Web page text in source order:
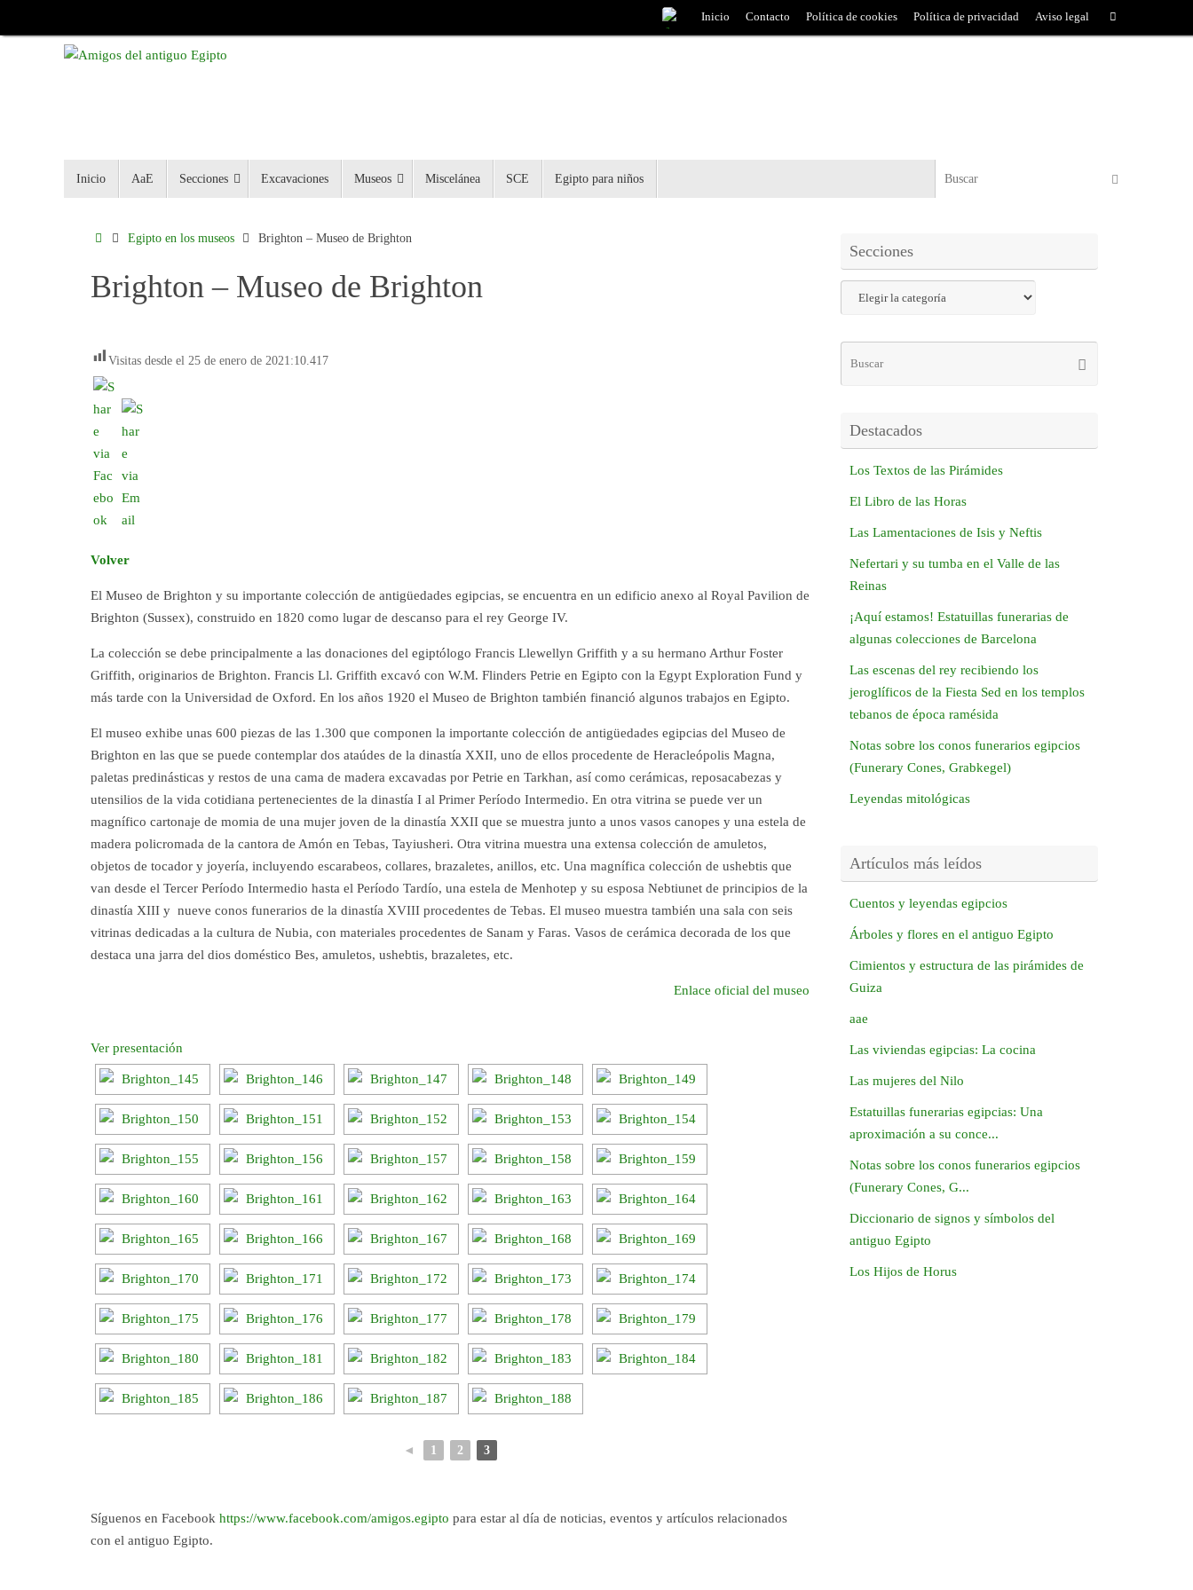
Inicio Contacto Política de cookies Política de privacidad Aviso legal
Inicio AaE Secciones Excavaciones Museos Miscelánea SCE Egipto para niños
Egipto en los museos Brighton – Museo de Brighton
Brighton – Museo de Brighton
Visitas desde el 25 de enero de 2021:10.417
Volver
El Museo de Brighton y su importante colección de antigüedades egipcias, se encuentra en un edificio anexo al Royal Pavilion de
Brighton (Sussex), construido en 1820 como lugar de descanso para el rey George IV.
La colección se debe principalmente a las donaciones del egiptólogo Francis Llewellyn Griffith y a su hermano Arthur Foster
Griffith, originarios de Brighton. Francis Ll. Griffith excavó con W.M. Flinders Petrie en Egipto con la Egypt Exploration Fund y
más tarde con la Universidad de Oxford. En los años 1920 el Museo de Brighton también financió algunos trabajos en Egipto.
El museo exhibe unas 600 piezas de las 1.300 que componen la importante colección de antigüedades egipcias del Museo de
Brighton en las que se puede contemplar dos ataúdes de la dinastía XXII, uno de ellos procedente de Heracleópolis Magna,
paletas predinásticas y restos de una cama de madera excavadas por Petrie en Tarkhan, así como cerámicas, reposacabezas y
utensilios de la vida cotidiana pertenecientes de la dinastía I al Primer Período Intermedio. En otra vitrina se puede ver un
magnífico cartonaje de momia de una mujer joven de la dinastía XXII que se muestra junto a unos vasos canopes y una estela de
madera policromada de la cantora de Amón en Tebas, Tayiusheri. Otra vitrina muestra una extensa colección de amuletos,
objetos de tocador y joyería, incluyendo escarabeos, collares, brazaletes, anillos, etc. Una magnífica colección de ushebtis que
van desde el Tercer Período Intermedio hasta el Período Tardío, una estela de Menhotep y su esposa Nebtiunet de principios de la
dinastía XIII y nueve conos funerarios de la dinastía XVIII procedentes de Tebas. El museo muestra también una sala con seis
vitrinas dedicadas a la cultura de Nubia, con materiales procedentes de Sanam y Faras. Vasos de cerámica decorada de los que
destaca una jarra del dios doméstico Bes, amuletos, ushebtis, brazaletes, etc.
Enlace oficial del museo
Ver presentación
◄ 1 2 3
Síguenos en Facebook https://www.facebook.com/amigos.egipto para estar al día de noticias, eventos y artículos relacionados
con el antiguo Egipto.
Secciones
Destacados
Los Textos de las Pirámides
El Libro de las Horas
Las Lamentaciones de Isis y Neftis
Nefertari y su tumba en el Valle de las
Reinas
¡Aquí estamos! Estatuillas funerarias de
algunas colecciones de Barcelona
Las escenas del rey recibiendo los
jeroglíficos de la Fiesta Sed en los templos
tebanos de época ramésida
Notas sobre los conos funerarios egipcios
(Funerary Cones, Grabkegel)
Leyendas mitológicas
Artículos más leídos
Cuentos y leyendas egipcios
Árboles y flores en el antiguo Egipto
Cimientos y estructura de las pirámides de
Guiza
aae
Las viviendas egipcias: La cocina
Las mujeres del Nilo
Estatuillas funerarias egipcias: Una
aproximación a su conce...
Notas sobre los conos funerarios egipcios
(Funerary Cones, G...
Diccionario de signos y símbolos del
antiguo Egipto
Los Hijos de Horus